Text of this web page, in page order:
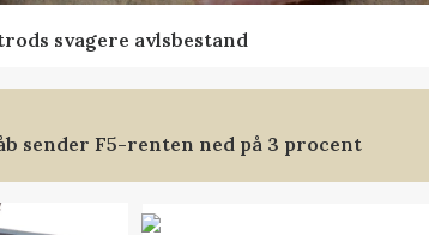
svagere avlsbestand
sender F5-renten ned på 3 procent